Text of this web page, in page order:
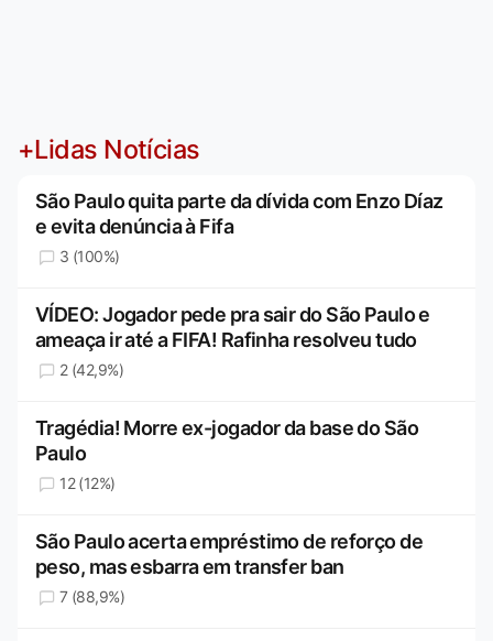
+Lidas Notícias
São Paulo quita parte da dívida com Enzo Díaz
e evita denúncia à Fifa
3 (100%)
VÍDEO: Jogador pede pra sair do São Paulo e
ameaça ir até a FIFA! Rafinha resolveu tudo
2 (42,9%)
Tragédia! Morre ex-jogador da base do São
Paulo
12 (12%)
São Paulo acerta empréstimo de reforço de
peso, mas esbarra em transfer ban
7 (88,9%)